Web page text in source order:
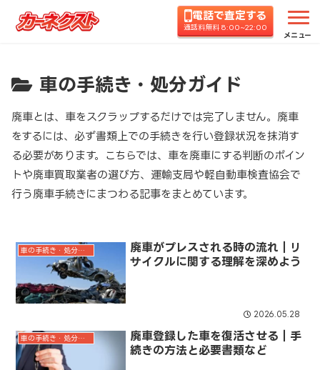
電話で査定する
通話料無料 8:00~22:00
メニュー
ホーム コラムTOP 車の手続き・処分ガイド
車の手続き・処分ガイド
廃車とは、車をスクラップするだけでは完了しません。廃車
をするには、必ず書類上での手続きを行い登録状況を抹消す
る必要があります。こちらでは、車を廃車にする判断のポイン
トや廃車買取業者の選び方、運輸支局や軽自動車検査協会で
行う廃車手続きにまつわる記事をまとめています。
車の手続き・処分ガイド
廃車がプレスされる時の流れ｜リ
サイクルに関する理解を深めよう
2026.05.28
車の手続き・処分ガイド
廃車登録した車を復活させる｜手
続きの方法と必要書類など